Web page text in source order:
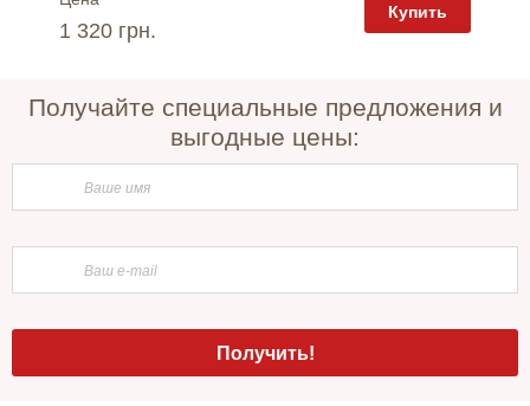
1 320 грн.
Купить
Получайте специальные предложения и
выгодные цены: